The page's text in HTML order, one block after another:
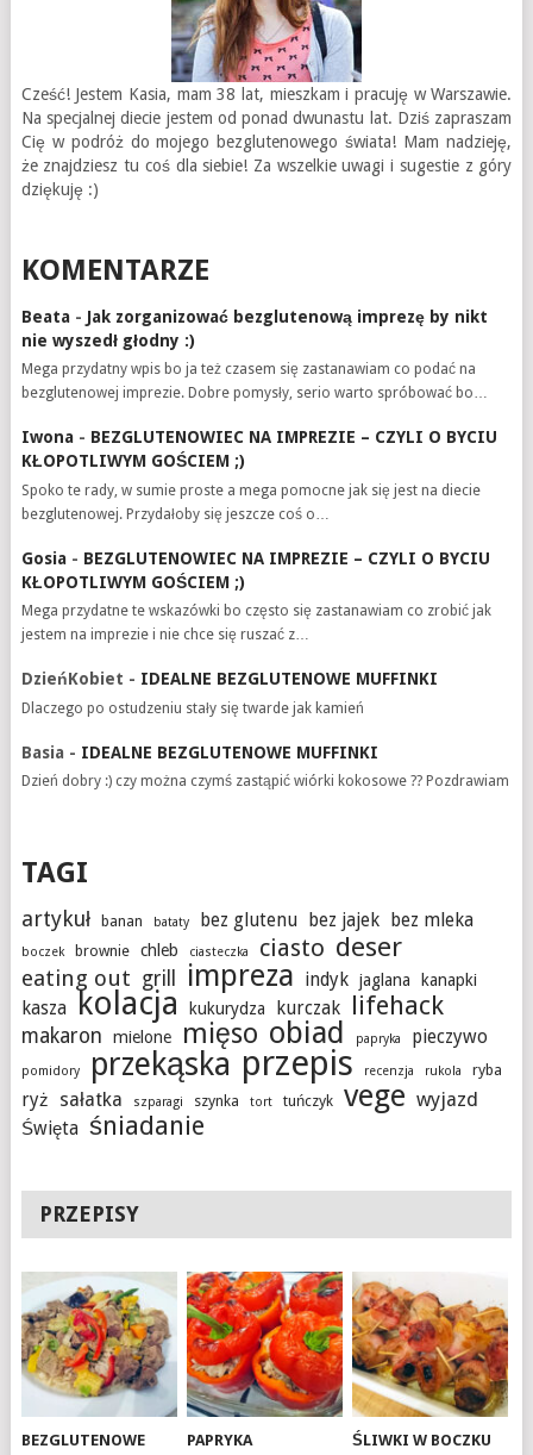
Cześć! Jestem Kasia, mam 38 lat, mieszkam i pracuję w Warszawie.
Na specjalnej diecie jestem od ponad dwunastu lat. Dziś zapraszam
Cię w podróż do mojego bezglutenowego świata! Mam nadzieję,
że znajdziesz tu coś dla siebie! Za wszelkie uwagi i sugestie z góry
dziękuję :)
KOMENTARZE
Beata- Jak zorganizować bezglutenową imprezę by nikt
nie wyszedł głodny :)
Mega przydatny wpis bo ja też czasem się zastanawiam co podać na
bezglutenowej imprezie. Dobre pomysły, serio warto spróbować bo…
Iwona- BEZGLUTENOWIEC NA IMPREZIE – CZYLI O BYCIU
KŁOPOTLIWYM GOŚCIEM ;)
Spoko te rady, w sumie proste a mega pomocne jak się jest na diecie
bezglutenowej. Przydałoby się jeszcze coś o…
Gosia- BEZGLUTENOWIEC NA IMPREZIE – CZYLI O BYCIU
KŁOPOTLIWYM GOŚCIEM ;)
Mega przydatne te wskazówki bo często się zastanawiam co zrobić jak
jestem na imprezie i nie chce się ruszać z…
DzieńKobiet - IDEALNE BEZGLUTENOWE MUFFINKI
Dlaczego po ostudzeniu stały się twarde jak kamień
Basia - IDEALNE BEZGLUTENOWE MUFFINKI
Dzień dobry :) czy można czymś zastąpić wiórki kokosowe ?? Pozdrawiam
TAGI
artykuł banan bataty bez glutenu bez jajek bez mleka
boczek brownie chleb ciasteczka ciasto deser
eating out grill impreza indyk jaglana kanapki
kasza kolacja kukurydza kurczak lifehack
makaron mielone mięso obiad papryka pieczywo
pomidory przekąska przepis recenzja rukola ryba
ryż sałatka szparagi szynka tort tuńczyk vege wyjazd
Święta śniadanie
PRZEPISY
BEZGLUTENOWE
PAPRYKA
ŚLIWKI W BOCZKU